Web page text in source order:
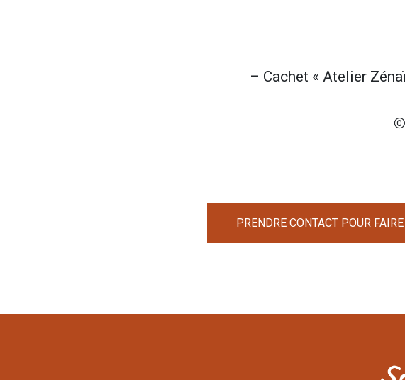
– Cachet « Atelier
©
PRENDRE CONTACT POUR